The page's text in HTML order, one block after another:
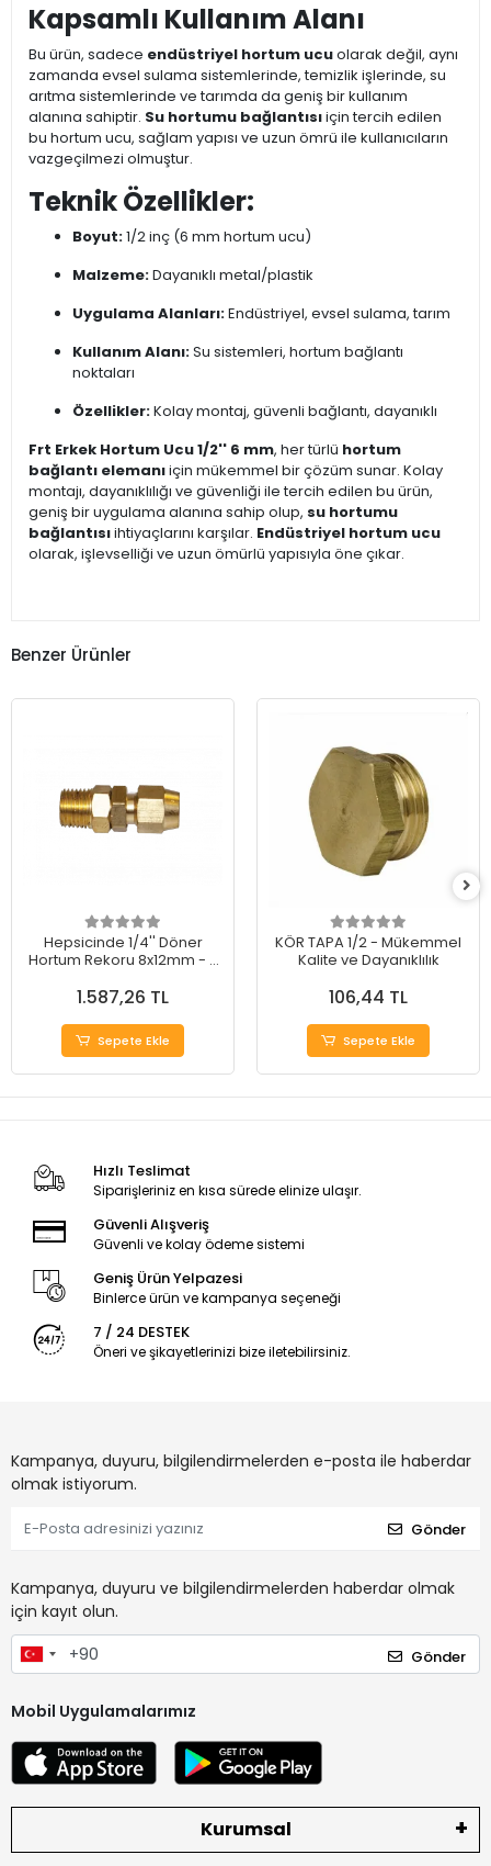
Kapsamlı Kullanım Alanı
Bu ürün, sadece endüstriyel hortum ucuolarak değil, aynı
zamanda evsel sulama sistemlerinde, temizlik işlerinde, su
arıtma sistemlerinde ve tarımda da geniş bir kullanım
alanına sahiptir. Su hortumu bağlantısıiçin tercih edilen
bu hortum ucu, sağlam yapısı ve uzun ömrü ile kullanıcıların
vazgeçilmezi olmuştur.
Teknik Özellikler:
Boyut:1/2 inç (6 mm hortum ucu)
Malzeme:Dayanıklı metal/plastik
Uygulama Alanları:Endüstriyel, evsel sulama, tarım
Kullanım Alanı:Su sistemleri, hortum bağlantı
noktaları
Özellikler:Kolay montaj, güvenli bağlantı, dayanıklı
Frt Erkek Hortum Ucu 1/2'' 6 mm, her türlü hortum
bağlantı elemanıiçin mükemmel bir çözüm sunar. Kolay
montajı, dayanıklılığı ve güvenliği ile tercih edilen bu ürün,
geniş bir uygulama alanına sahip olup, su hortumu
bağlantısıihtiyaçlarını karşılar. Endüstriyel hortum ucu
olarak, işlevselliği ve uzun ömürlü yapısıyla öne çıkar.
Benzer Ürünler
Hepsicinde 1/4'' Döner
Hortum Rekoru 8x12mm - 5
1.587,26 TL
Sepete Ekle
KÖR TAPA 1/2 - Mükemmel
Kalite ve Dayanıklılık
106,44 TL
Sepete Ekle
Hızlı Teslimat
Siparişleriniz en kısa sürede elinize ulaşır.
Güvenli Alışveriş
Güvenli ve kolay ödeme sistemi
Geniş Ürün Yelpazesi
Binlerce ürün ve kampanya seçeneği
7 / 24 DESTEK
Öneri ve şikayetlerinizi bize iletebilirsiniz.
Kampanya, duyuru, bilgilendirmelerden e-posta ile haberdar
olmak istiyorum.
Gönder
Kampanya, duyuru ve bilgilendirmelerden haberdar olmak
için kayıt olun.
Gönder
Mobil Uygulamalarımız
Kurumsal